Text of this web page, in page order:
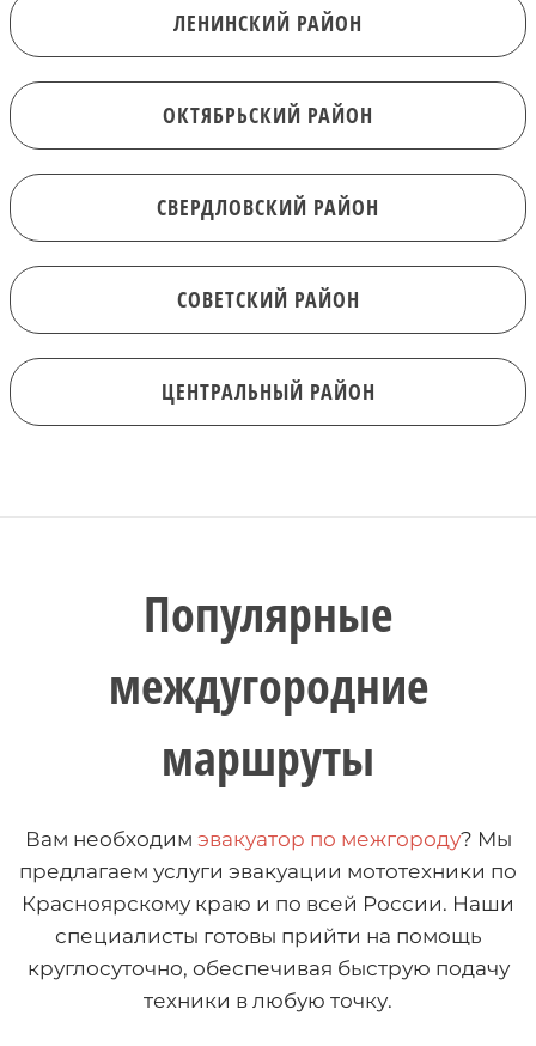
ЛЕНИНСКИЙ РАЙОН
ОКТЯБРЬСКИЙ РАЙОН
СВЕРДЛОВСКИЙ РАЙОН
СОВЕТСКИЙ РАЙОН
ЦЕНТРАЛЬНЫЙ РАЙОН
Популярные
междугородние
маршруты
Вам необходим эвакуатор по межгороду? Мы
предлагаем услуги эвакуации мототехники по
Красноярскому краю и по всей России. Наши
специалисты готовы прийти на помощь
круглосуточно, обеспечивая быструю подачу
техники в любую точку.